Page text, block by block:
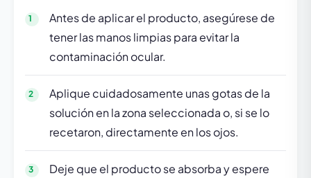
Antes de aplicar el producto, asegúrese de
tener las manos limpias para evitar la
contaminación ocular.
Aplique cuidadosamente unas gotas de la
solución en la zona seleccionada o, si se lo
recetaron, directamente en los ojos.
Deje que el producto se absorba y espere